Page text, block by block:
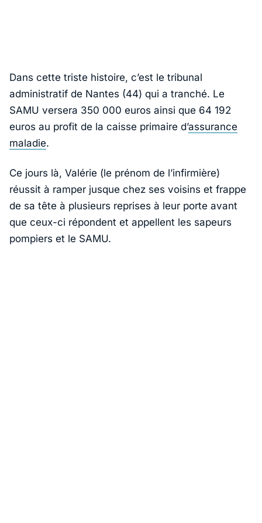
Dans cette triste histoire, c’est le tribunal
administratif de Nantes (44) qui a tranché. Le
SAMU versera 350 000 euros ainsi que 64 192
euros au profit de la caisse primaire d’assurance
maladie.
Ce jours là, Valérie (le prénom de l’infirmière)
réussit à ramper jusque chez ses voisins et frappe
de sa tête à plusieurs reprises à leur porte avant
que ceux-ci répondent et appellent les sapeurs
pompiers et le SAMU.